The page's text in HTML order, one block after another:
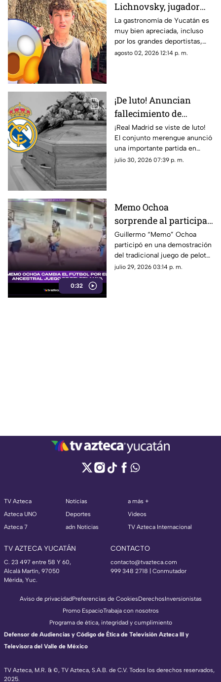
Lichnovsky, jugador
del Club América,
comiendo POC CHUC en
Yucatán; ¿en dónde
está?
La gastronomía de Yucatán es
muy bien apreciada, incluso
por los grandes deportistas,
Igor Lichnovsky, jugador del
agosto 02, 2026 12:14 p. m.
¡De luto! Anuncian
fallecimiento de
jugador del Real
Madrid tras cirugía de
cabeza; ¿Quién era?
¡Real Madrid se viste de luto!
El conjunto merengue anunció
una importante partida en
redes sociales. Conoce los
julio 30, 2026 07:39 p. m.
0:32
Memo Ochoa
sorprende al participar
en el ancestral JUEGO
DE PELOTA MAYA en la
Península de Yucatán
Guillermo “Memo” Ochoa
participó en una demostración
del tradicional juego de pelota
maya, Pok-ta-pok.
julio 29, 2026 03:14 p. m.
TV Azteca
Azteca UNO
Azteca 7
Noticias
Deportes
adn Noticias
a más +
Videos
TV Azteca Internacional
TV AZTECA YUCATÁN
C. 23 497 entre 58 Y 60,
Alcalá Martín, 97050
Mérida, Yuc.
CONTACTO
contacto@tvazteca.com
999 348 2718 | Conmutador
TV Azteca, M.R. & ©, TV Azteca, S.A.B. de C.V. Todos los derechos reservados,
2025.
Aviso de privacidadPreferencias de CookiesDerechosInversionistas
Promo EspacioTrabaja con nosotros
Programa de ética, integridad y cumplimiento
Defensor de Audiencias y Código de Ética de Televisión Azteca III y
Televisora del Valle de México